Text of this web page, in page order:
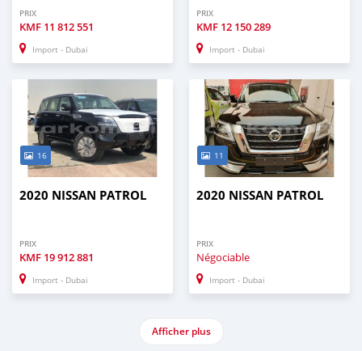
PRIX
KMF 11 812 551
Import - Dubai
PRIX
KMF 12 150 289
Import - Dubai
16
2020 NISSAN PATROL
PRIX
KMF 19 912 881
Import - Dubai
11
2020 NISSAN PATROL
PRIX
Négociable
Import - Dubai
Afficher plus